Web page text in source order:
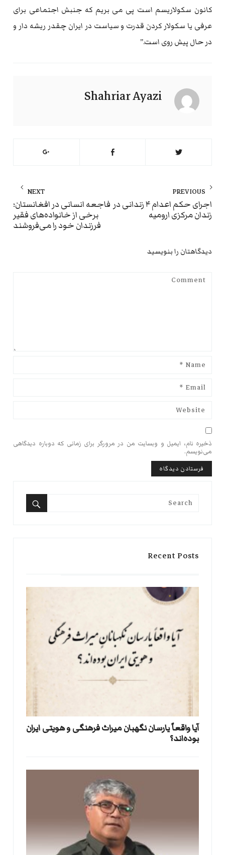
کانون سکولاریسم است پی می بریم که جنبش اجتماعی برای
عرفی یا سکولار کردن قدرت و سیاست در ایران چقدر ریشه دار و
در حال پیش روی است.”
Shahriar Ayazi
راهبری
نوشته
PREVIOUS
Previous
post:
اجرای حکم اعدام ۴ زندانی در
زندان مرکزی ارومیه
NEXT
فاجعه انسانی در افغانستان؛
برخی از خانواده‌‌های فقیر
فرزندان خود را می‌فروشند
دیدگاهتان را بنویسید
ذخیره نام، ایمیل و وبسایت من در مرورگر برای زمانی که دوباره دیدگاهی
می‌نویسم.
Search
Recent Posts
آیا واقعاً یارسان نگهبان میراث فرهنگی و هویتی ایران
بوده‌اند؟